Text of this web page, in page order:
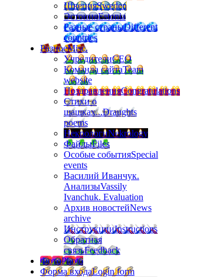
ШвецияSweden
ЭстонияEstonia
Разные страныDifferent
countries
РазноеMisc.
УчредителиCEO
Команда сайтаTeam
website
ПоздравленияCongratulations
Стихи о
шашках...Draughts
poems
НекрологиNekrology
ФайлыFiles
Особые событияSpecial
events
Василий Иванчук.
АнализыVassily
Ivanchuk. Evaluation
Архив новостейNews
archive
ИнструкцииInstructions
Обратная
связьFeedback
ФотоPhoto
Форма входаLogin form